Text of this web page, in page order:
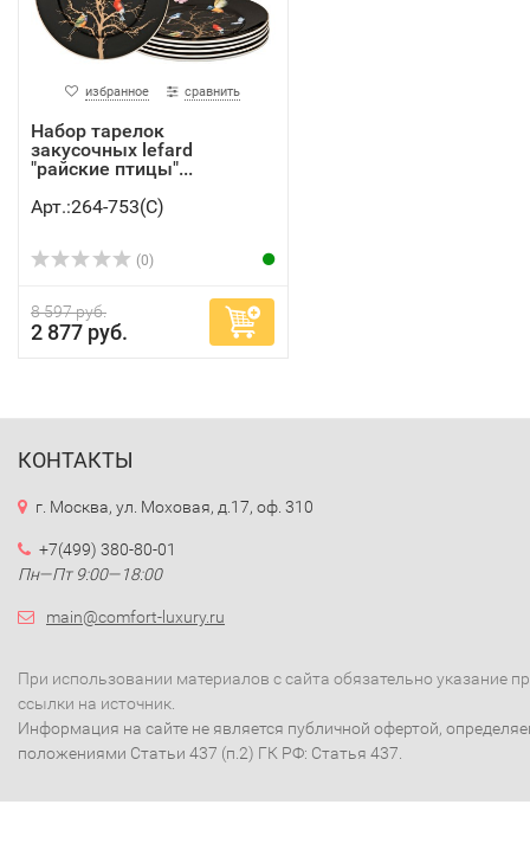
избранное сравнить
Набор тарелок
закусочных lefard
"райские птицы"...
Арт.:264-753(C)
(0)
8 597 руб.
2 877 руб.
КОНТАКТЫ
г. Москва, ул. Моховая, д.17, оф. 310
+7(499) 380-80-01
Пн—Пт 9:00—18:00
main@comfort-luxury.ru
При использовании материалов с сайта обязательно указание
ссылки на источник.
Информация на сайте не является публичной офертой,
положениями Статьи 437 (п.2) ГК РФ: Статья 437.